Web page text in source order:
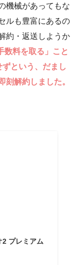
機械があってもな
ルも豊富にあるの
約・返送しようか
数料を取る」こと
という、だまし
刻解約しました。
2 プレミアム